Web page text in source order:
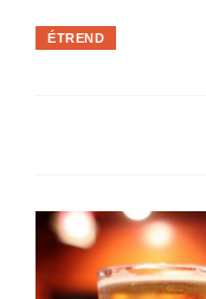
ÉTREND